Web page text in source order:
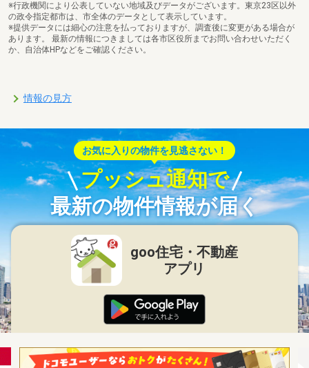
※行政機関により公表していない地域及びデータがございます。東京23区以外
の政令指定都市は、市全体のデータとして表示しています。
※提供データには細心の注意を払っておりますが、調査後に変更がある場合が
あります。 最新の情報につきましては各市区役所までお問い合わせいただく
か、自治体HPなどをご確認ください。
情報の見方
お気に入りの物件を見逃さない！
プッシュ通知で
最新の物件情報が届く
goo住宅・不動産
アプリ